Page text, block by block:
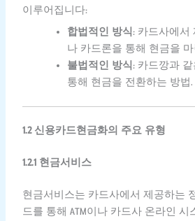
이루어집니다:
합법적인 방식: 카드사에서
나 카드론을 통해 현금을
불법적인 방식: 카드깡과
통해 현금을 전환하는 방법.
1.2 신용카드현금화의 주요 유형
1.2.1 현금서비스
현금서비스는 카드사에서 제공하는
드를 통해 ATM이나 카드사 온라인